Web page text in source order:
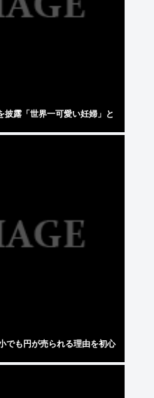
露「世界一可愛い妊婦」と
でも円が売られる理由を初心